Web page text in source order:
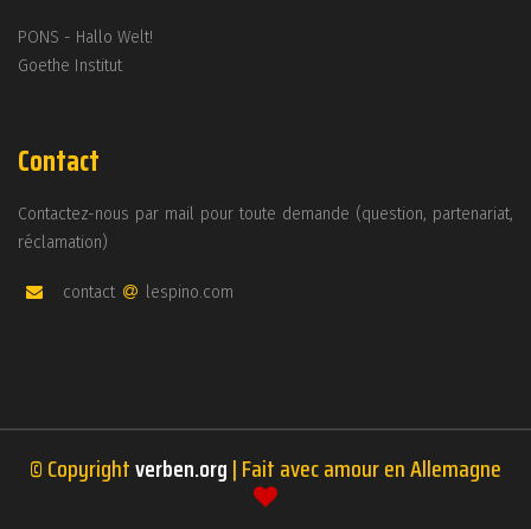
PONS - Hallo Welt!
Goethe Institut
Contact
Contactez-nous par mail pour toute demande (question, partenariat,
réclamation)
contact lespino.com
© Copyrightverben.org| Fait avec amour en Allemagne